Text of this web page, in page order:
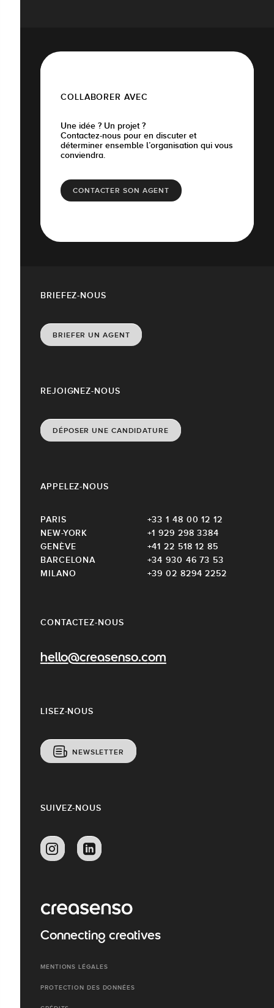
COLLABORER AVEC
Une idée ? Un projet ?
Contactez-nous pour en discuter et
déterminer ensemble l’organisation qui vous
conviendra.
CONTACTER SON AGENT
CONTACTEZ-NOUS
hello@creasenso.com
REJOIGNEZ-NOUS
DÉPOSER UNE CANDIDATURE
LISEZ-NOUS
NEWSLETTER
APPELEZ-NOUS
PARIS
+33 1 48 00 12 12
NEW-YORK
+1 929 298 3384
GENÈVE
+41 22 518 12 85
BARCELONA
+34 930 46 73 53
MILANO
+39 02 8294 2252
BRIEFEZ-NOUS
BRIEFER UN AGENT
SUIVEZ-NOUS
Connecting creatives
MENTIONS LÉGALES
PROTECTION DES DONNÉES